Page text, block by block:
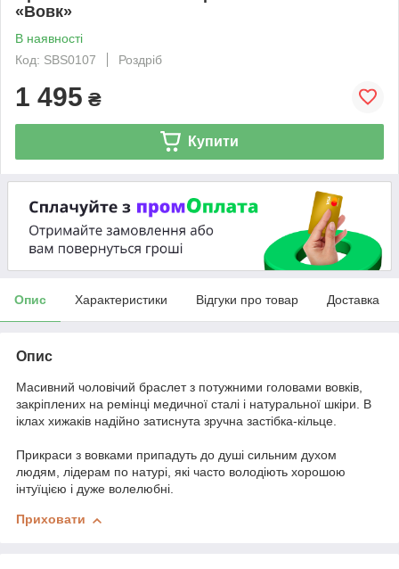
«Вовк»
В наявності
Код: SBS0107
Роздріб
1 495 ₴
Купити
Опис Характеристики Відгуки про товар Доставка
Опис
Масивний чоловічий браслет з потужними головами вовків,
закріплених на ремінці медичної сталі і натуральної шкіри. В
іклах хижаків надійно затиснута зручна застібка-кільце.
Прикраси з вовками припадуть до душі сильним духом
людям, лідерам по натурі, які часто володіють хорошою
інтуїцією і дуже волелюбні.
Приховати